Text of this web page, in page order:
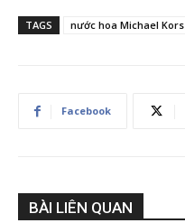
TAGS nước hoa Michael Kors
Facebook
BÀI LIÊN QUAN